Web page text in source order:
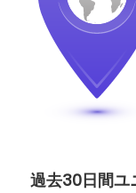
過去30日間ユ